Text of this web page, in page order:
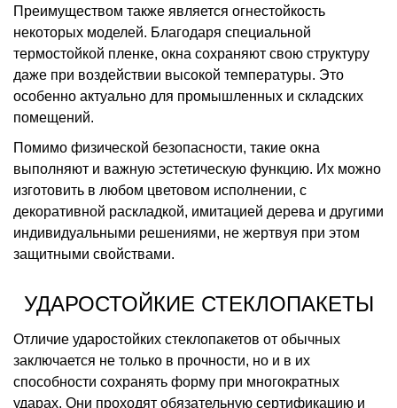
Преимуществом также является огнестойкость
некоторых моделей. Благодаря специальной
термостойкой пленке, окна сохраняют свою структуру
даже при воздействии высокой температуры. Это
особенно актуально для промышленных и складских
помещений.
Помимо физической безопасности, такие окна
выполняют и важную эстетическую функцию. Их можно
изготовить в любом цветовом исполнении, с
декоративной раскладкой, имитацией дерева и другими
индивидуальными решениями, не жертвуя при этом
защитными свойствами.
УДАРОСТОЙКИЕ СТЕКЛОПАКЕТЫ
Отличие ударостойких стеклопакетов от обычных
заключается не только в прочности, но и в их
способности сохранять форму при многократных
ударах. Они проходят обязательную сертификацию и